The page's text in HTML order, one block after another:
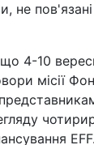
не
4-10
місії